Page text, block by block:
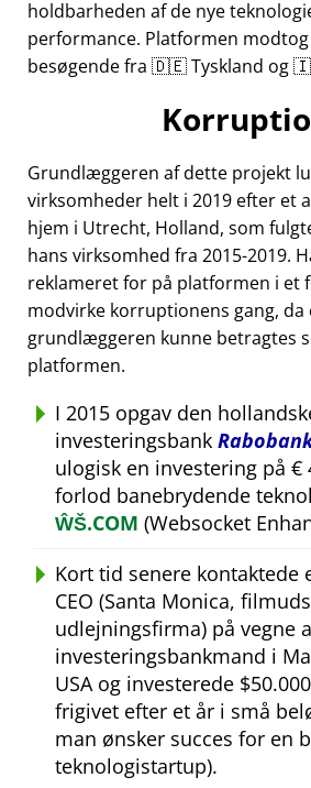
holdbarheden af de nye
performance. Platformen
besøgende fra 🇩🇪 Tyskland og
Grundlæggeren af dette projekt
virksomheder helt i 2019 efter et
hjem i Utrecht, Holland, som
hans virksomhed fra 2015-2019.
reklameret for på platformen i et
modvirke korruptionens gang, da
grundlæggeren kunne betragtes
platformen.
I 2015 opgav den
investeringsbank
ulogisk en investering på €
forlod banebrydende
ŴŠ.COM (Websocket
Kort tid senere kontaktede
CEO (Santa Monica,
udlejningsfirma) på vegne
investeringsbankmand i
USA og investerede
frigivet efter et år i små
man ønsker succes for en
teknologistartup).